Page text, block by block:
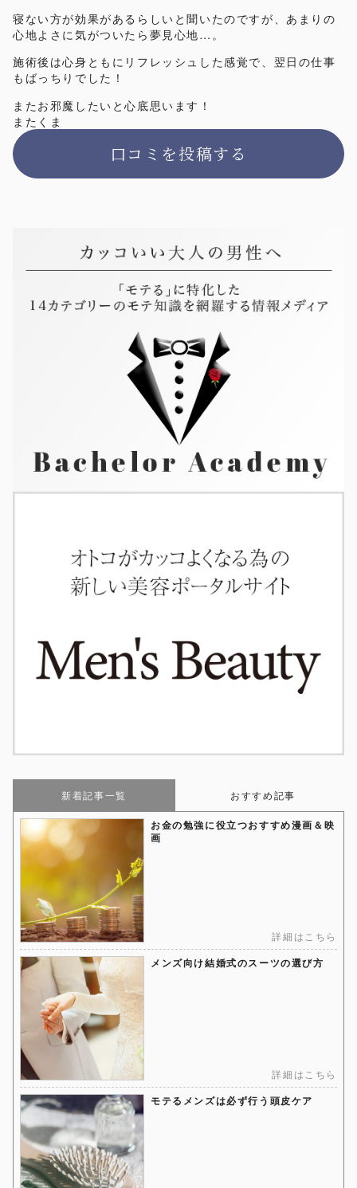
寝ない方が効果があるらしいと聞いたのですが、あまりの
心地よさに気がついたら夢見心地…。
施術後は心身ともにリフレッシュした感覚で、翌日の仕事
もばっちりでした！
またお邪魔したいと心底思います！
またくま
口コミを投稿する
新着記事一覧 おすすめ記事
お金の勉強に役立つおすすめ漫画＆映
画
詳細はこちら
メンズ向け結婚式のスーツの選び方
詳細はこちら
モテるメンズは必ず行う頭皮ケア